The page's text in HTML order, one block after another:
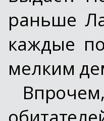
раньше
каждые
мелким